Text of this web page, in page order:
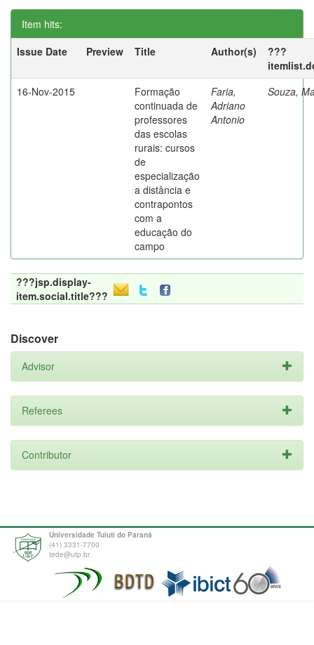
Item hits:
Issue Date
Preview Title Author(s)
???
16-Nov-2015
Formação
continuada de
professores
das escolas
rurais: cursos
de
especialização
a distância e
contrapontos
com a
educação do
campo
Faria,
Adriano
Antonio
Souza,
???jsp.display-
item.social.title???
Discover
Advisor
Referees
Contributor
Universidade Tuiuti do Paraná
(41) 3331-7700
tede@utp.br